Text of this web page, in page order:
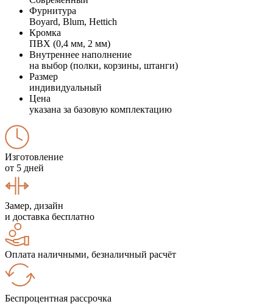
Фурнитура
Boyard, Blum, Hettich
Кромка
ПВХ (0,4 мм, 2 мм)
Внутреннее наполнение
на выбор (полки, корзины, штанги)
Размер
индивидуальный
Цена
указана за базовую комплектацию
Изготовление
от 5 дней
Замер, дизайн
и доставка бесплатно
Оплата наличными, безналичный расчёт
Беспроцентная рассрочка